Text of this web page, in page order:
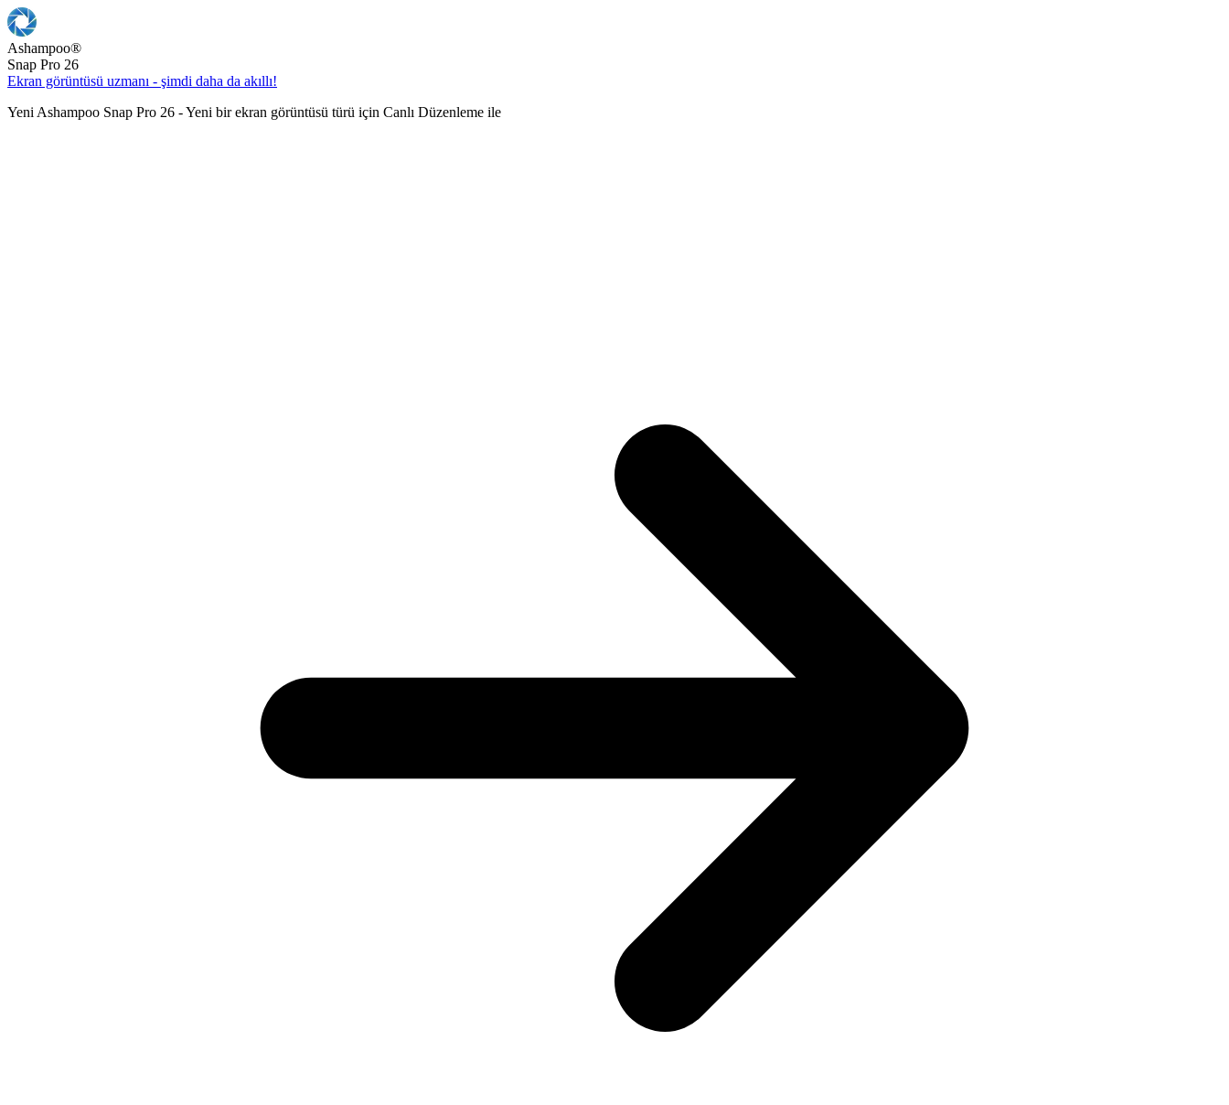
Ashampoo®
Snap Pro 26
Ekran görüntüsü uzmanı - şimdi daha da akıllı!
Yeni Ashampoo Snap Pro 26 - Yeni bir ekran görüntüsü türü için Canlı Düzenleme ile